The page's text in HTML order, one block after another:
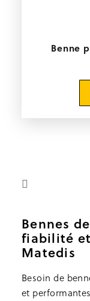
Benne
Bennes
fiabilité
Matedis
Besoin de
et